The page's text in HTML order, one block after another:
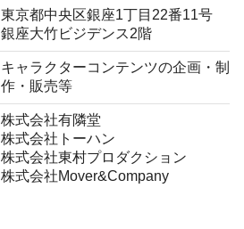
東京都中央区銀座1丁目22番11号
銀座大竹ビジデンス2階
キャラクターコンテンツの企画・制
作・販売等
株式会社有隣堂
株式会社トーハン
株式会社東村プロダクション
株式会社Mover&Company